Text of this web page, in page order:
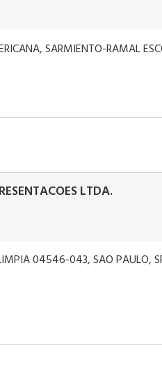
SARMIENTO-RAMAL
LTDA.
04546-043, SAO PAULO,